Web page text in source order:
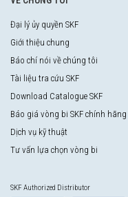
Đại lý ủy quyền SKF
Giới thiệu chung
Báo chí nói về chúng tôi
Tài liệu tra cứu SKF
Download Catalogue SKF
Báo giá vòng bi SKF chính hãng
Dịch vụ kỹ thuật
Tư vấn lựa chọn vòng bi
SKF Authorized Distributor